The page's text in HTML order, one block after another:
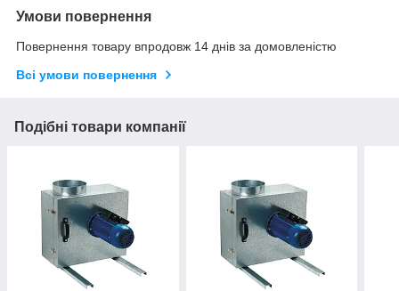
Умови повернення
Повернення товару впродовж 14 днів за домовленістю
Всі умови повернення
Подібні товари компанії